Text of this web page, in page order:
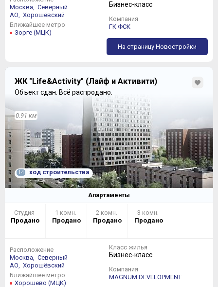
исключения двушках предусмотрено наличие
гостевого санузла, размеры кухонь достигают 20 кв. м.
привычных глазу планировок здесь окажется минимум,
жилые помещения имеют по большей части
нестандартную конфигурацию.
Разрешение на ввод в
эксплуатацию
кор. 2
Москва,
Северный
АО,
Хорошёвский
Ближайшее метро
Зорге (МЦК)
Бизнес-класс
Компания
ГК ФСК
На страницу Новостройки
ЖК "Life&Activity" (Лайф и Активити)
Объект сдан. Всё распродано.
0.91 км
14 ход строительства
Апартаменты
Студия
Продано
1 комн.
Продано
2 комн.
Продано
3 комн.
Продано
Расположение
Москва,
Северный
АО,
Хорошёвский
Ближайшее метро
Хорошево (МЦК)
Класс жилья
Бизнес-класс
Компания
MAGNUM DEVELOPMENT